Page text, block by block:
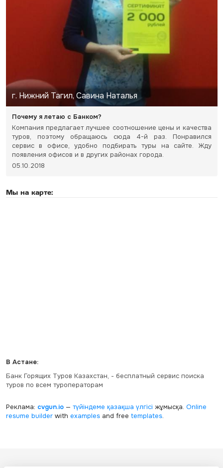
г. Нижний Тагил, Савина Наталья
Почему я летаю с Банком?
Компания предлагает лучшее соотношение цены и качества
туров, поэтому обращаюсь сюда 4-й раз. Понравился
сервис в офисе, удобно подбирать туры на сайте. Жду
появления офисов и в других районах города.
05.10.2018
Мы на карте:
В Астане:
Банк Горящих Туров Казахстан, - бесплатный сервис поиска
туров по всем туроператорам
Реклама: cvgun.io— түйіндеме қазақша үлгісі жұмысқа. Online
resume builderwith examplesand free templates.